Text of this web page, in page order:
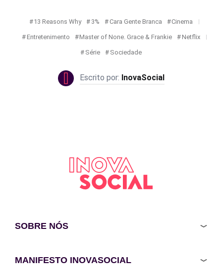
13 Reasons Why 3% Cara Gente Branca Cinema
Entretenimento Master of None. Grace & Frankie Netflix
Série Sociedade
InovaSocial
SOBRE NÓS
MANIFESTO INOVASOCIAL